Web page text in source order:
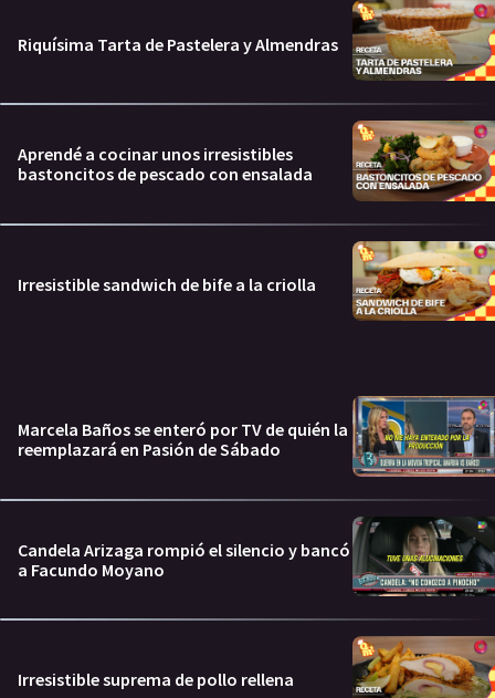
Riquísima Tarta de Pastelera y Almendras
Aprendé a cocinar unos irresistibles
bastoncitos de pescado con ensalada
Irresistible sandwich de bife a la criolla
Marcela Baños se enteró por TV de quién la
reemplazará en Pasión de Sábado
Candela Arizaga rompió el silencio y bancó
a Facundo Moyano
Irresistible suprema de pollo rellena